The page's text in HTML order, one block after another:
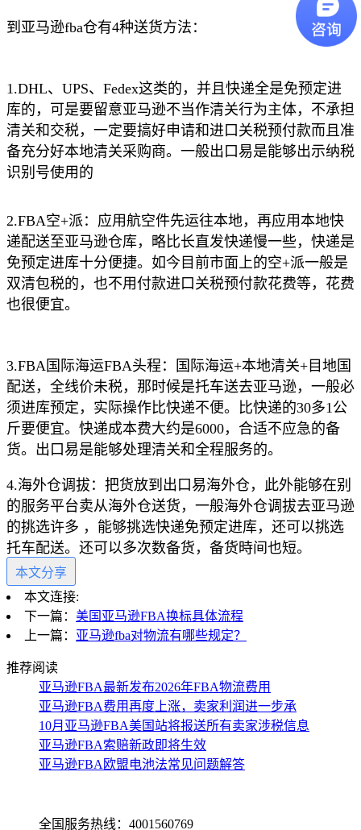
到亚马逊fba仓有4种送货方法：
1.DHL、UPS、Fedex这类的，并且快递全是免预定进
库的，可是要留意亚马逊不当作清关行为主体，不承担
清关和交税，一定要搞好申请和进口关税预付款而且准
备充分好本地清关采购商。一般出口易是能够出示纳税
识别号使用的
2.FBA空+派：应用航空件先运往本地，再应用本地快
递配送至亚马逊仓库，略比长直发快递慢一些，快递是
免预定进库十分便捷。如今目前市面上的空+派一般是
双清包税的，也不用付款进口关税预付款花费等，花费
也很便宜。
3.FBA国际海运FBA头程：国际海运+本地清关+目地国
配送，全线价未税，那时候是托车送去亚马逊，一般必
须进库预定，实际操作比快递不便。比快递的30多1公
斤要便宜。快递成本费大约是6000，合适不应急的备
货。出口易是能够处理清关和全程服务的。
4.海外仓调拔：把货放到出口易海外仓，此外能够在别
的服务平台卖从海外仓送货，一般海外仓调拔去亚马逊
的挑选许多 ，能够挑选快递免预定进库，还可以挑选
托车配送。还可以多次数备货，备货時间也短。
本文分享
本文连接:
下一篇： 美国亚马逊FBA换标具体流程
上一篇： 亚马逊fba对物流有哪些规定？
推荐阅读
亚马逊FBA最新发布2026年FBA物流费用
亚马逊FBA费用再度上涨，卖家利润进一步承
10月亚马逊FBA美国站将报送所有卖家涉税信息
亚马逊FBA索赔新政即将生效
亚马逊FBA欧盟电池法常见问题解答
全国服务热线：4001560769